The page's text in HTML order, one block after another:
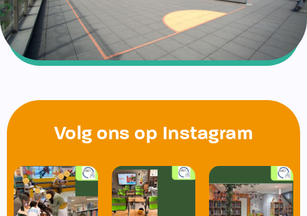
Volg ons op Instagram